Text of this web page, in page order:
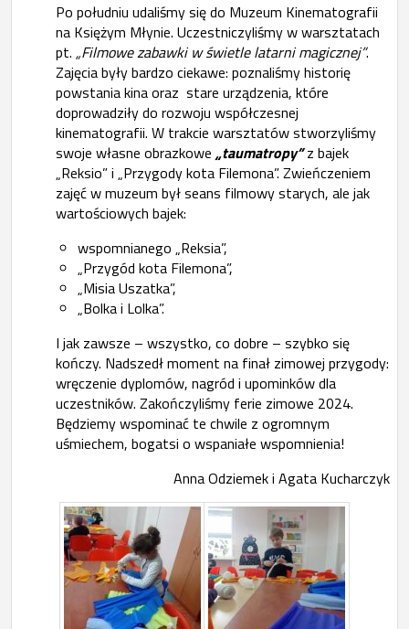
Po południu udaliśmy się do Muzeum Kinematografii
na Księżym Młynie. Uczestniczyliśmy w warsztatach
pt. „Filmowe zabawki w świetle latarni magicznej”.
Zajęcia były bardzo ciekawe: poznaliśmy historię
powstania kina oraz stare urządzenia, które
doprowadziły do rozwoju współczesnej
kinematografii. W trakcie warsztatów stworzyliśmy
swoje własne obrazkowe „taumatropy”z bajek
„Reksio” i „Przygody kota Filemona”. Zwieńczeniem
zajęć w muzeum był seans filmowy starych, ale jak
wartościowych bajek:
wspomnianego „Reksia”,
„Przygód kota Filemona”,
„Misia Uszatka”,
„Bolka i Lolka”.
I jak zawsze – wszystko, co dobre – szybko się
kończy. Nadszedł moment na finał zimowej przygody:
wręczenie dyplomów, nagród i upominków dla
uczestników. Zakończyliśmy ferie zimowe 2024.
Będziemy wspominać te chwile z ogromnym
uśmiechem, bogatsi o wspaniałe wspomnienia!
Anna Odziemek i Agata Kucharczyk